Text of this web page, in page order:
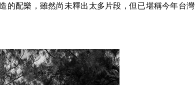
的配樂，雖然尚未釋出太多片段，但已堪稱今年台灣